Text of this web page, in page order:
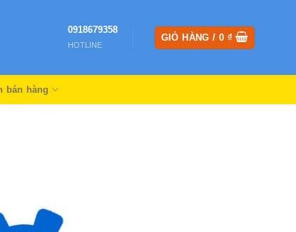
0918679358
HOTLINE
GIỎ HÀNG / 0 ₫
bán hàng